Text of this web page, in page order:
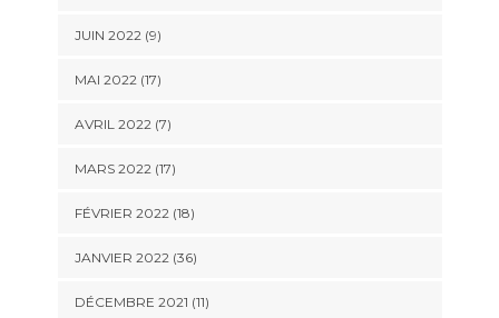
JUIN 2022 (9)
MAI 2022 (17)
AVRIL 2022 (7)
MARS 2022 (17)
FÉVRIER 2022 (18)
JANVIER 2022 (36)
DÉCEMBRE 2021 (11)